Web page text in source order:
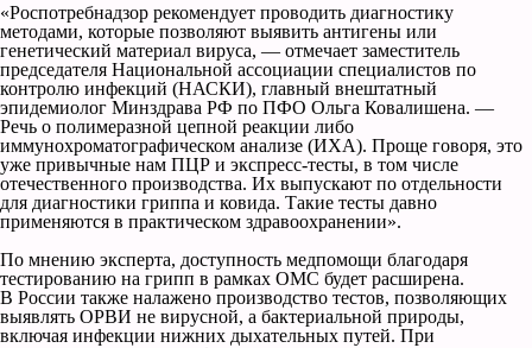
«Роспотребнадзор рекомендует проводить диагностику
методами, которые позволяют выявить антигены или
генетический материал вируса, — отмечает заместитель
председателя Национальной ассоциации специалистов по
контролю инфекций (НАСКИ), главный внештатный
эпидемиолог Минздрава РФ по ПФО Ольга Ковалишена. —
Речь о полимеразной цепной реакции либо
иммунохроматографическом анализе (ИХА). Проще говоря, это
уже привычные нам ПЦР и экспресс-тесты, в том числе
отечественного производства. Их выпускают по отдельности
для диагностики гриппа и ковида. Такие тесты давно
применяются в практическом здравоохранении».
По мнению эксперта, доступность медпомощи благодаря
тестированию на грипп в рамках ОМС будет расширена.
В России также налажено производство тестов, позволяющих
выявлять ОРВИ не вирусной, а бактериальной природы,
включая инфекции нижних дыхательных путей. При